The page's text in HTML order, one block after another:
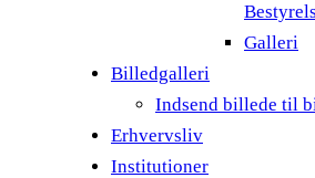
Galleri
Billedgalleri
Indsend billede til
Erhvervsliv
Institutioner